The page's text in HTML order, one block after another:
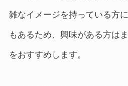
雑なイメージを持っている方
もあるため、興味がある方は
をおすすめします。